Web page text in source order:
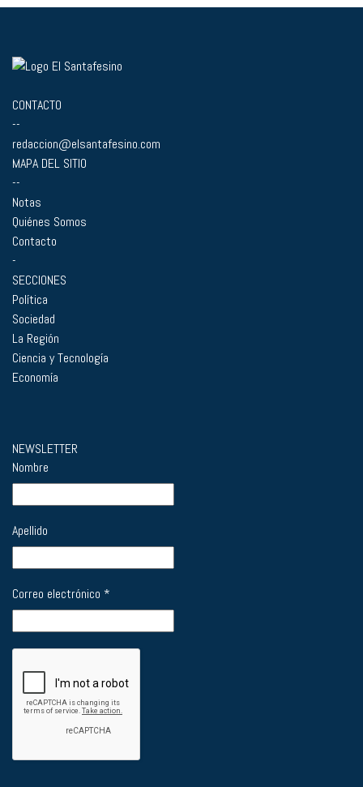
CONTACTO
--
redaccion@elsantafesino.com
MAPA DEL SITIO
--
Notas
Quiénes Somos
Contacto
-
SECCIONES
Política
Sociedad
La Región
Ciencia y Tecnología
Economía
NEWSLETTER
Nombre
Apellido
Correo electrónico *